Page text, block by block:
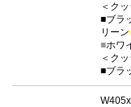
＜ク
■ブラ
リーン
■ホワ
＜ク
■ブラ